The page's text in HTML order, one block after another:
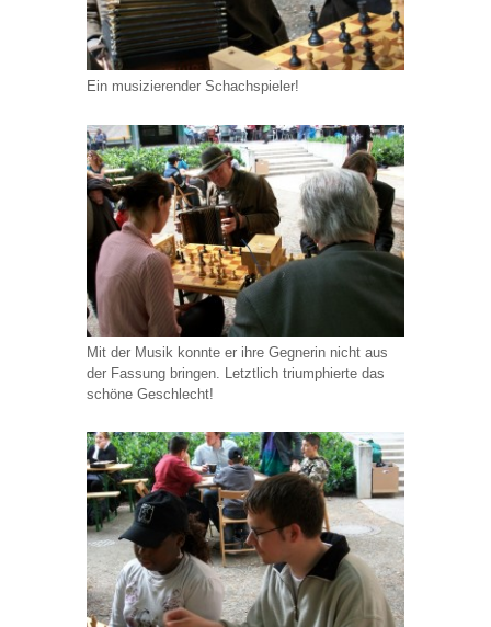
Ein musizierender Schachspieler!
Mit der Musik konnte er ihre Gegnerin nicht aus
der Fassung bringen. Letztlich triumphierte das
schöne Geschlecht!